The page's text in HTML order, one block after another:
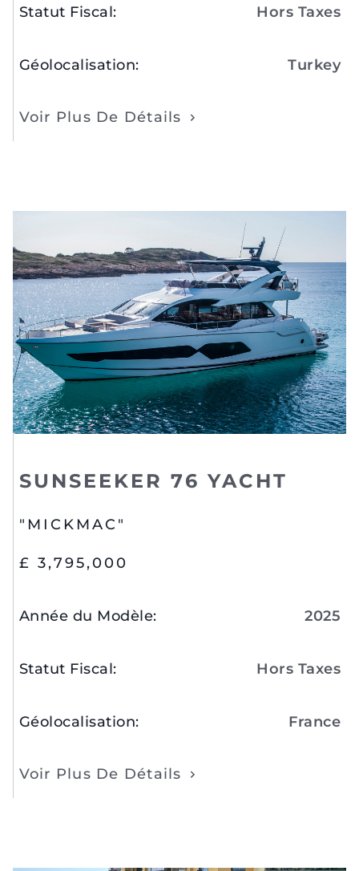
Statut Fiscal: Hors Taxes
Géolocalisation: Turkey
Voir Plus De Détails
SUNSEEKER 76 YACHT
"MICKMAC"
£ 3,795,000
Année du Modèle: 2025
Statut Fiscal: Hors Taxes
Géolocalisation: France
Voir Plus De Détails